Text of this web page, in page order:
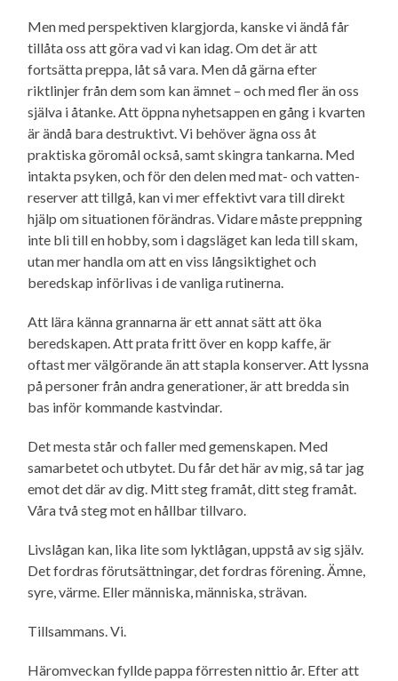
Men med perspektiven klargjorda, kanske vi ändå får
tillåta oss att göra vad vi kan idag. Om det är att
fortsätta preppa, låt så vara. Men då gärna efter
riktlinjer från dem som kan ämnet – och med fler än oss
själva i åtanke. Att öppna nyhetsappen en gång i kvarten
är ändå bara destruktivt. Vi behöver ägna oss åt
praktiska göromål också, samt skingra tankarna. Med
intakta psyken, och för den delen med mat- och vatten­
reserver att tillgå, kan vi mer effektivt vara till direkt
hjälp om situationen förändras. Vidare måste preppning
inte bli till en hobby, som i dagsläget kan leda till skam,
utan mer handla om att en viss långsiktighet och
beredskap införlivas i de vanliga rutinerna.
Att lära känna grannarna är ett annat sätt att öka
beredskapen. Att prata fritt över en kopp kaffe, är
oftast mer välgörande än att stapla konserver. Att lyssna
på personer från andra generationer, är att bredda sin
bas inför kommande kastvindar.
Det mesta står och faller med gemenskapen. Med
samarbetet och utbytet. Du får det här av mig, så tar jag
emot det där av dig. Mitt steg framåt, ditt steg framåt.
Våra två steg mot en hållbar tillvaro.
Livslågan kan, lika lite som lyktlågan, uppstå av sig själv.
Det fordras förutsättningar, det fordras förening. Ämne,
syre, värme. Eller människa, människa, strävan.
Tillsammans. Vi.
Häromveckan fyllde pappa förresten nittio år. Efter att